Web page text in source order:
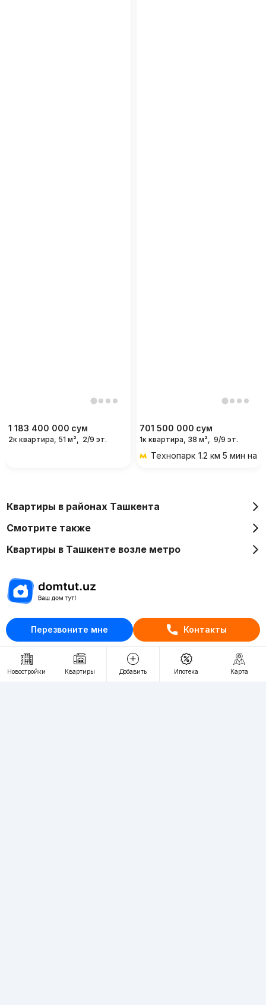
Перезвоните мне Контакты
1 183 400 000 сум
2к квартира, 51 м², 2/9 эт.
701 500 000 сум
1к квартира, 38 м², 9/9 эт.
Технопарк 1.2 км 5 мин на
Новостройки Квартиры Добавить Ипотека Карта
Квартиры в районах Ташкента
Смотрите также
Квартиры в Ташкенте возле метро
Отдел рекламы
+998 (78) 113-20-86
+998 (93) 390-30-10
Пн-Пт. С 9:30 до 18:00